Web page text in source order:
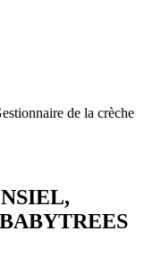
de la crèche